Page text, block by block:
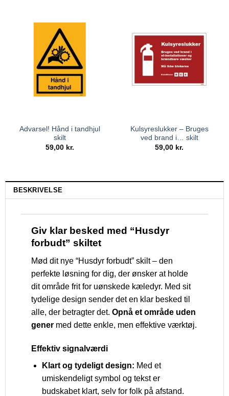
Advarsel! Hånd i tandhjul
skilt
59,00 kr.
Kulsyreslukker – Bruges
ved brand i… skilt
59,00 kr.
BESKRIVELSE
Giv klar besked med “Husdyr
forbudt” skiltet
Mød dit nye “Husdyr forbudt” skilt – den
perfekte løsning for dig, der ønsker at holde
dit område frit for uønskede kæledyr. Med sit
tydelige design sender det en klar besked til
alle, der betragter det. Opnå et område uden
gener med dette enkle, men effektive værktøj.
Effektiv signalværdi
Klart og tydeligt design: Med et
umiskendeligt symbol og tekst er
budskabet klart, selv for folk på afstand.